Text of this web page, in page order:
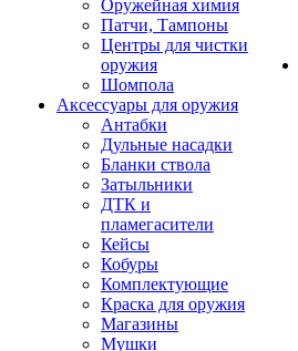
Оружейная химия
Патчи, Тампоны
Центры для чистки
оружия
Шомпола
Аксессуары для оружия
Антабки
Дульные насадки
Бланки ствола
Затыльники
ДТК и
пламегасители
Кейсы
Кобуры
Комплектующие
Краска для оружия
Магазины
Мушки